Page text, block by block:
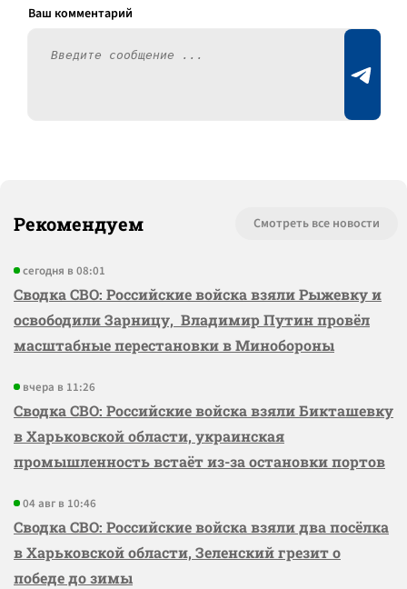
Рекомендуем Смотреть все новости
сегодня в 08:01
Сводка СВО: Российские войска взяли Рыжевку и
освободили Зарницу, Владимир Путин провёл
масштабные перестановки в Минобороны
вчера в 11:26
Сводка СВО: Российские войска взяли Бикташевку
в Харьковской области, украинская
промышленность встаёт из-за остановки портов
04 авг в 10:46
Сводка СВО: Российские войска взяли два посёлка
в Харьковской области, Зеленский грезит о
победе до зимы